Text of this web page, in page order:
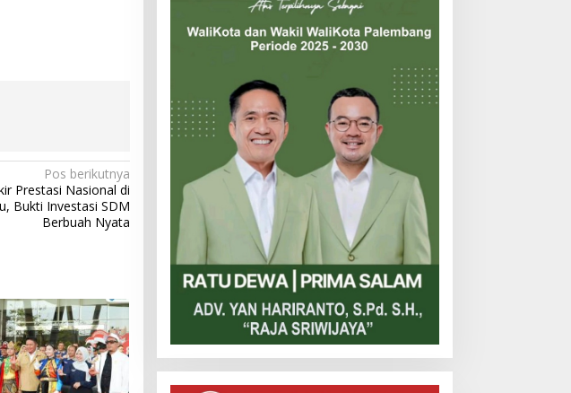
Pos berikutnya
Prestasi Nasional di
Bukti Investasi SDM
Berbuah Nyata